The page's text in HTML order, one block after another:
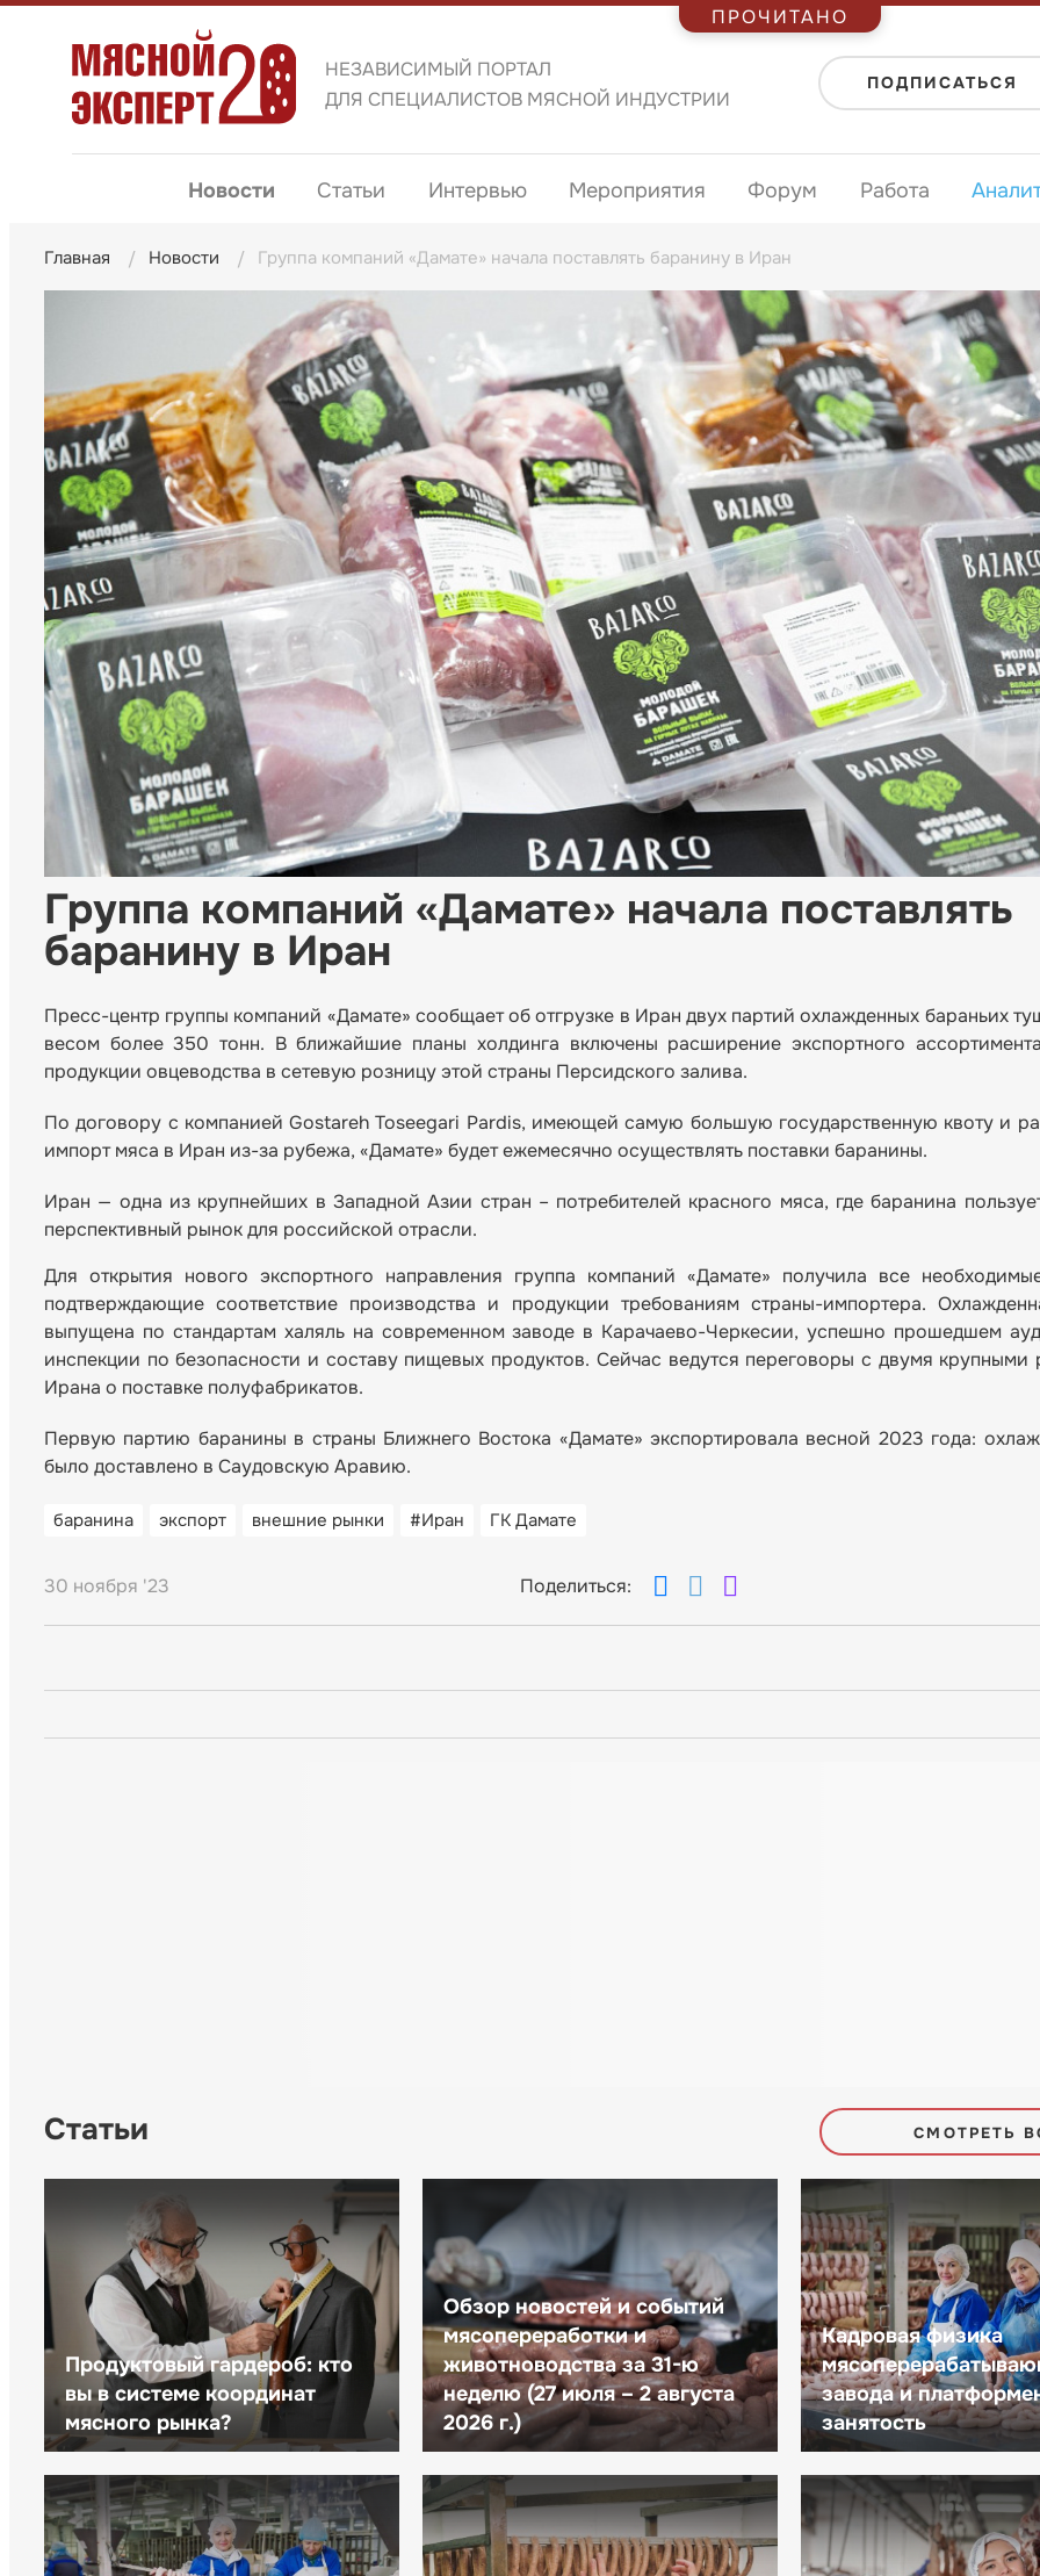
НЕЗАВИСИМЫЙ ПОРТАЛ
ДЛЯ СПЕЦИАЛИСТОВ МЯСНОЙ ИНДУСТРИИ
ПОДПИСАТЬСЯ
Новости Статьи Интервью Мероприятия Форум Работа
Главная Новости Группа компаний «Дамате» начала поставлять баранину в Иран
Группа компаний «Дамате» начала поставлять
баранину в Иран
Пресс-центр группы компаний «Дамате» сообщает об отгрузке в Иран двух партий охлажденных бараньих
весом более 350 тонн. В ближайшие планы холдинга включены расширение экспортного
продукции овцеводства в сетевую розницу этой страны Персидского залива.
По договору с компанией Gostareh Toseegari Pardis, имеющей самую большую государственную квоту и
импорт мяса в Иран из-за рубежа, «Дамате» будет ежемесячно осуществлять поставки баранины.
Иран — одна из крупнейших в Западной Азии стран – потребителей красного мяса, где баранина
перспективный рынок для российской отрасли.
Для открытия нового экспортного направления группа компаний «Дамате» получила все
подтверждающие соответствие производства и продукции требованиям страны-импортера.
выпущена по стандартам халяль на современном заводе в Карачаево-Черкесии, успешно прошедшем
инспекции по безопасности и составу пищевых продуктов. Сейчас ведутся переговоры с двумя крупными
Ирана о поставке полуфабрикатов.
Первую партию баранины в страны Ближнего Востока «Дамате» экспортировала весной 2023 года:
было доставлено в Саудовскую Аравию.
баранина экспорт внешние рынки #Иран ГК Дамате
30 ноября '23 Поделиться:
Статьи СМОТРЕТЬ
Продуктовый гардероб: кто
вы в системе координат
мясного рынка?
Обзор новостей и событий
мясопереработки и
животноводства за 31-ю
неделю (27 июля – 2 августа
2026 г.)
Кадровая физика
завода и
занятость
ПРОЧИТАНО